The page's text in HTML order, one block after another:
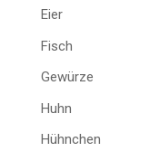
Eier
Fisch
Gewürze
Huhn
Hühnchen